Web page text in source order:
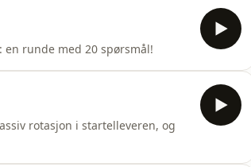
en runde med 20 spørsmål!
rotasjon i startelleveren, og